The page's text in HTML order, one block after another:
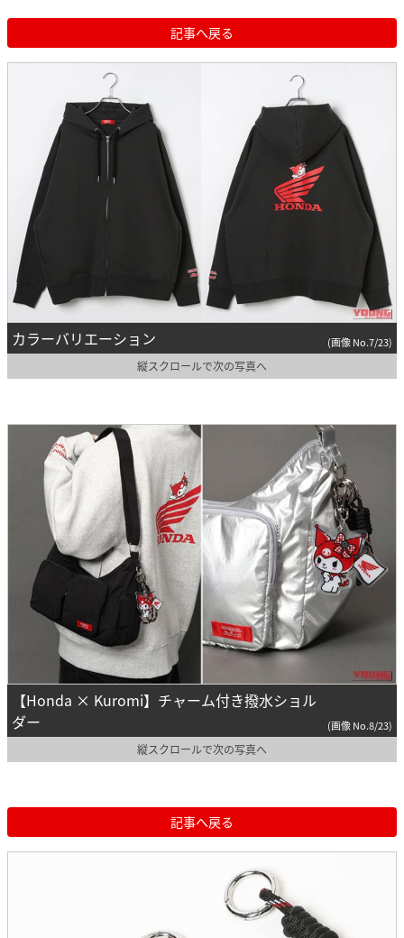
記事へ戻る
カラーバリエーション (画像 No.7/23)
縦スクロールで次の写真へ
【Honda × Kuromi】チャーム付き撥水ショル
ダー
(画像 No.8/23)
縦スクロールで次の写真へ
記事へ戻る